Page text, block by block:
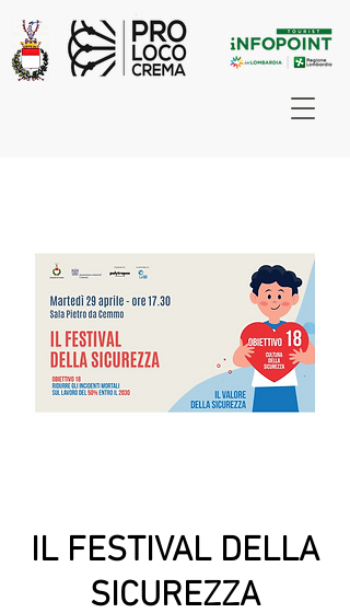
IL FESTIVAL DELLA
SICUREZZA